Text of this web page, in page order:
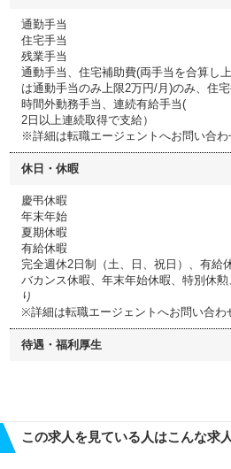
通勤手当
住宅手当
残業手当
通動手当、住宅補助費(両手当を合算し
は通動手当のみ上限2万円/月)のみ、住
時間外動務手当、連続有給手当(
2日以上連続取得で支給）
※詳細は転職エージェントへお問い合わ
休日・休暇
慶弔休暇
年末年始
夏期休暇
有給休暇
完全週休2日制（土、日、祝日）、有給
バカンス休暇、年末年始休暇、特別休
り
※詳細は転職エージェントへお問い合わ
待遇・福利厚生
この求人を見ている人はこんな求